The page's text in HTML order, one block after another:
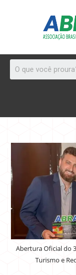
Abertura Oficial do
Turismo e